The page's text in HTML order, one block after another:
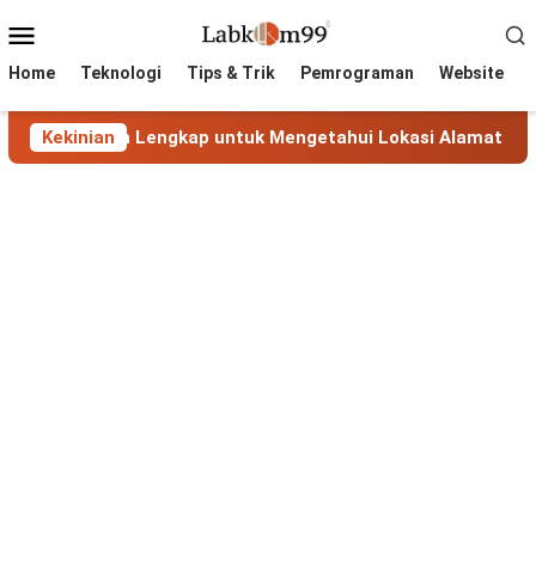
to
Menu
Home Teknologi Tips & Trik Pemrograman Website
Kekinian
Lengkap untuk Mengetahui Lokasi Alamat IP